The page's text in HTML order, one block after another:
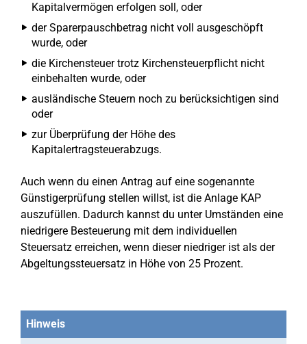
Kapitalvermögen erfolgen soll, oder
der Sparerpauschbetrag nicht voll ausgeschöpft
wurde, oder
die Kirchensteuer trotz Kirchensteuerpflicht nicht
einbehalten wurde, oder
ausländische Steuern noch zu berücksichtigen sind
oder
zur Überprüfung der Höhe des
Kapitalertragsteuerabzugs.
Auch wenn du einen Antrag auf eine sogenannte
Günstigerprüfung stellen willst, ist die Anlage KAP
auszufüllen. Dadurch kannst du unter Umständen eine
niedrigere Besteuerung mit dem individuellen
Steuersatz erreichen, wenn dieser niedriger ist als der
Abgeltungssteuersatz in Höhe von 25 Prozent.
Hinweis